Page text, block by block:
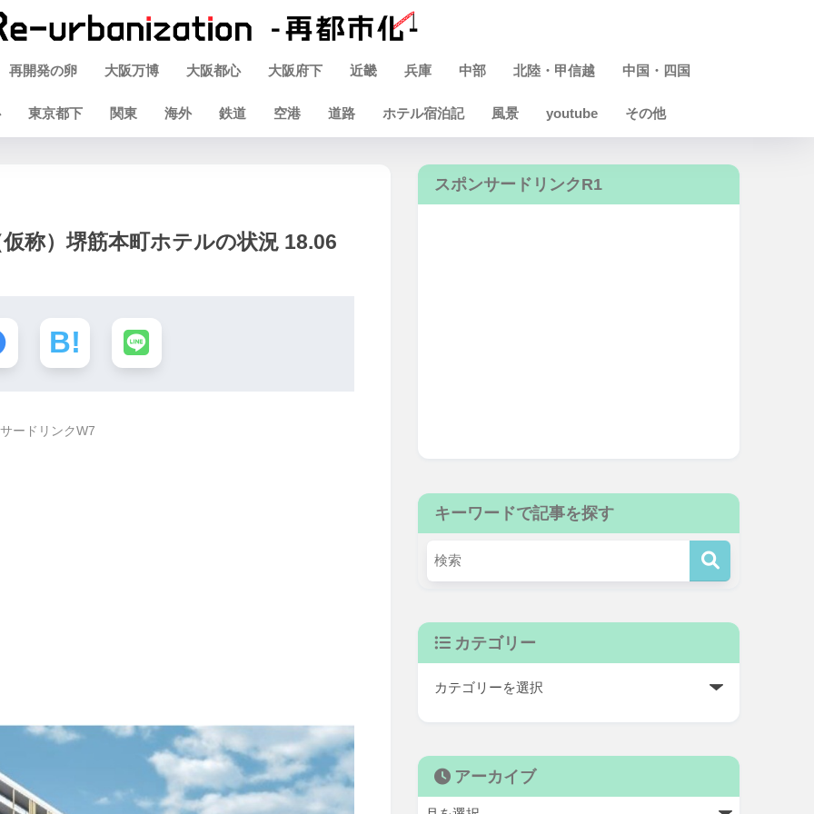
再開発の卵 大阪万博 大阪都心 大阪府下 近畿 兵庫 中部 北陸・甲信越 中国・四国
東京都下 関東 海外 鉄道 空港 道路 ホテル宿泊記 風景 youtube その他
称）堺筋本町ホテルの状況 18.06
ードリンクW7
スポンサードリンクR1
キーワードで記事を探す
カテゴリー
アーカイブ